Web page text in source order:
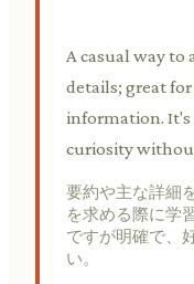
A casual way to
details; great
information.
curiosity
要約や主な詳細
を求める際に学
ですが明確で、
い。